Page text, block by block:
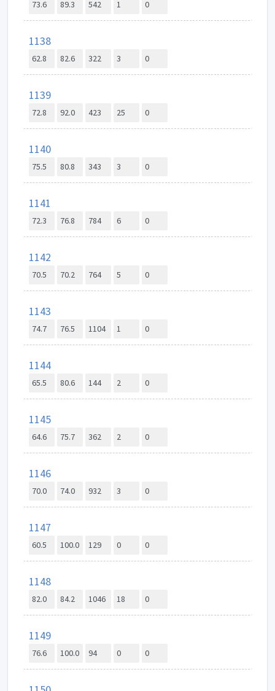
73.6 89.3 542 1 0
1138
62.8 82.6 322 3 0
1139
72.8 92.0 423 25 0
1140
75.5 80.8 343 3 0
1141
72.3 76.8 784 6 0
1142
70.5 70.2 764 5 0
1143
74.7 76.5 1104 1 0
1144
65.5 80.6 144 2 0
1145
64.6 75.7 362 2 0
1146
70.0 74.0 932 3 0
1147
60.5 100.0 129 0 0
1148
82.0 84.2 1046 18 0
1149
76.6 100.0 94 0 0